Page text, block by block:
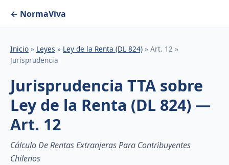
← NormaViva
Inicio » Leyes » Ley de la Renta (DL 824) » Art. 12 »
Jurisprudencia
Jurisprudencia TTA sobre
Ley de la Renta (DL 824) —
Art. 12
Cálculo De Rentas Extranjeras Para Contribuyentes
Chilenos